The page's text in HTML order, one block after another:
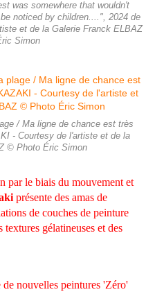
was somewhere that wouldn't
noticed by children....", 2024 de
et de la Galerie Franck ELBAZ
Simon
/ Ma ligne de chance est très
- Courtesy de l'artiste et de la
© Photo Éric Simon
par le biais du mouvement et
présente des amas de
de couches de peinture
textures gélatineuses et des
nouvelles peintures 'Zéro'